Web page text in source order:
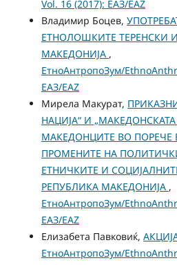
Vol. 16 (2017): ЕАЗ/EAZ
Владимир Боцев,
ЕТНОЛОШКИТЕ ТЕРЕНСКИ
МАКЕДОНИЈА ,
ЕтноАнтропоЗум/
ЕАЗ/EAZ
Мирела Макурат,
НАЦИЈА“ И „МАКЕДОНСКАТА
МАКЕДОНЦИТЕ ВО
ПРОМЕНИТЕ НА
ЕТНИЧКИТЕ И
РЕПУБЛИКА МАКЕДОНИЈА ,
ЕтноАнтропоЗум/
ЕАЗ/EAZ
Елизабета Павковиќ,
ЕтноАнтропоЗум/